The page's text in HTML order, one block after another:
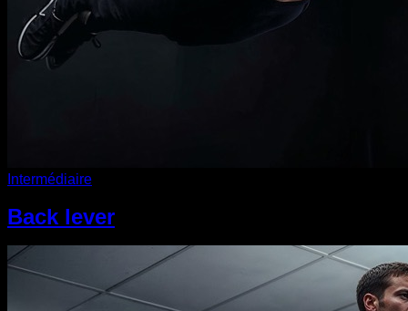
Intermédiaire
Back lever